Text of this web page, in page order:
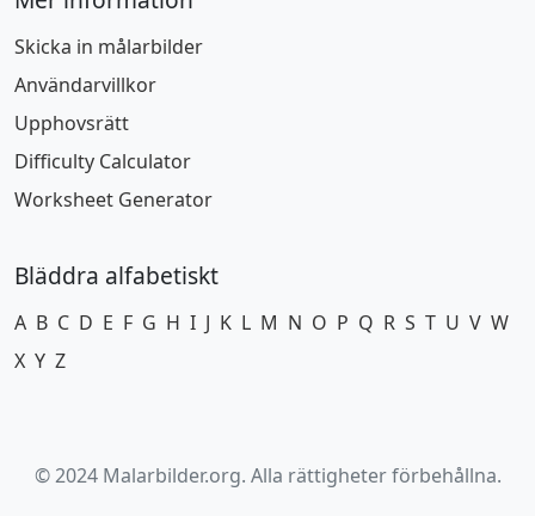
Skicka in målarbilder
Användarvillkor
Upphovsrätt
Difficulty Calculator
Worksheet Generator
Bläddra alfabetiskt
A B C D E F G H I J K L M N O P Q R S T U V W
X Y Z
© 2024 Malarbilder.org. Alla rättigheter förbehållna.